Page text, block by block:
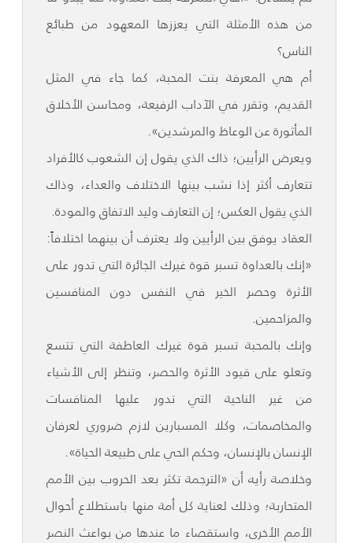
من هذه الأمثلة التي يعززها المعهود من طبائع
الناس؟
أم هي المعرفة بنت المحبة، كما جاء في المثل
القديم، وتقرر في الآداب الرفيعة، ومحاسن الأخلاق
المأثورة عن الوعاظ والمرشدين».
ويعرض الرأيين؛ ذاك الذي يقول إن الشعوب كالأفراد
تتعارف أكثر إذا نشب بينها الاختلاف والعداء، وذاك
الذي يقول العكس؛ إن التعارف وليد الاتفاق والمودة.
العقاد يوفق بين الرأيين ولا يعترف أن بينهما اختلافاً:
«إنك بالعداوة تسبر قوة غيرك الجائرة التي تدور على
الأثرة وحصر الخير في النفس دون المنافسين
والمزاحمين.
وإنك بالمحبة تسبر قوة غيرك العاطفة التي تتسع
وتعلو على قيود الأثرة والحصر، وتنظر إلى الأشياء
من غير الناحية التي تدور عليها المنافسات
والمخاصمات، وكلا المسبارين لازم ضروري لعرفان
الإنسان بالإنسان، وحكم الحي على طبيعة الحياة».
وخلاصة رأيه أن «الترجمة تكثر بعد الحروب بين الأمم
المتحاربة؛ وذلك لعناية كل أمة منها باستطلاع أحوال
الأمم الأخرى، واستقصاء ما عندها من بواعث النصر